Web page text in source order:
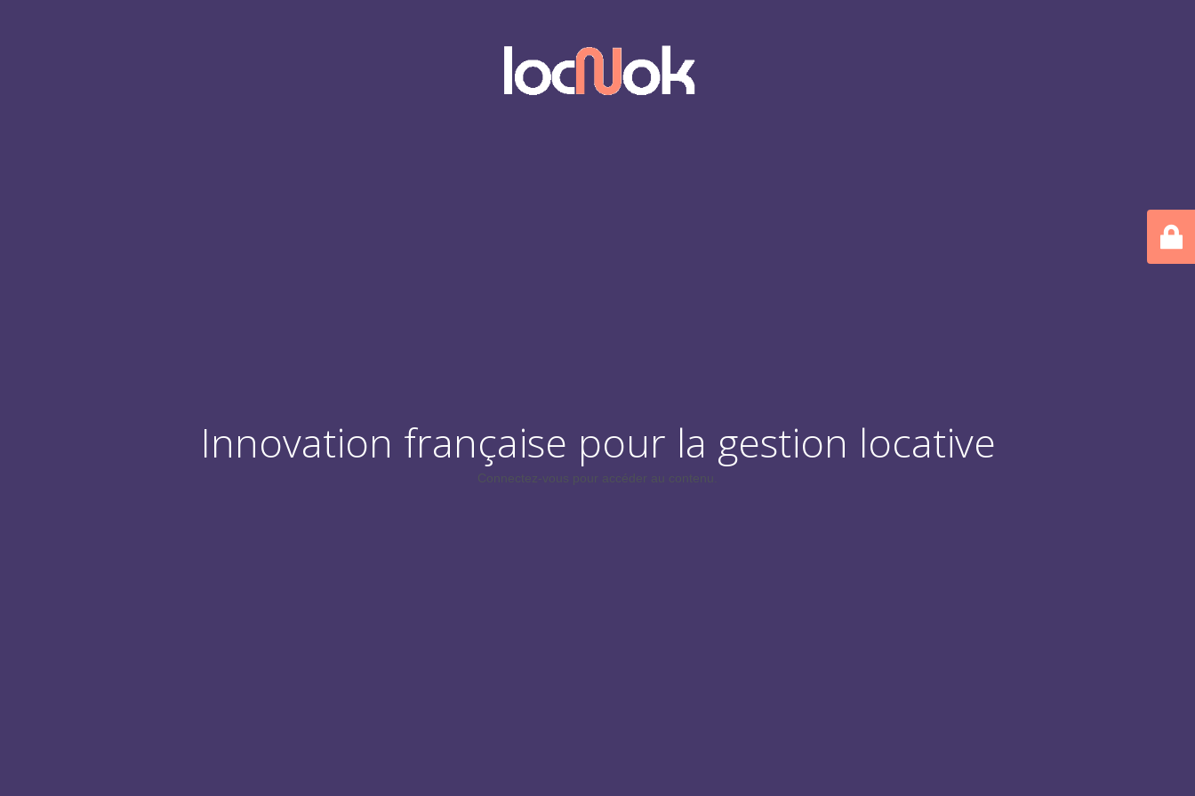
Innovation française pour la gestion locative
Connectez-vous pour accéder au contenu.